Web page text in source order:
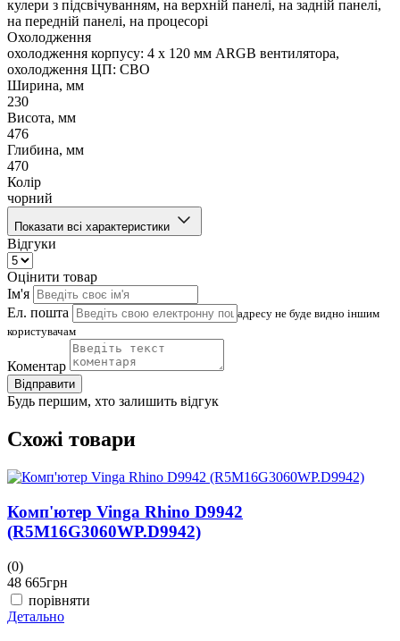
кулери з підсвічуванням, на верхній панелі, на задній панелі,
на передній панелі, на процесорі
Охолодження
охолодження корпусу: 4 x 120 мм ARGB вентилятора,
охолодження ЦП: СВО
Ширина, мм
230
Висота, мм
476
Глибина, мм
470
Колір
чорний
Показати всі характеристики
Відгуки
Оцінити товар
Ім'я
Ел. пошта
адресу не буде видно іншим
користувачам
Коментар
Відправити
Будь першим, хто залишить відгук
Схожі товари
Комп'ютер Vinga Rhino D9942
(R5M16G3060WP.D9942)
(0)
48 665грн
порівняти
Детально